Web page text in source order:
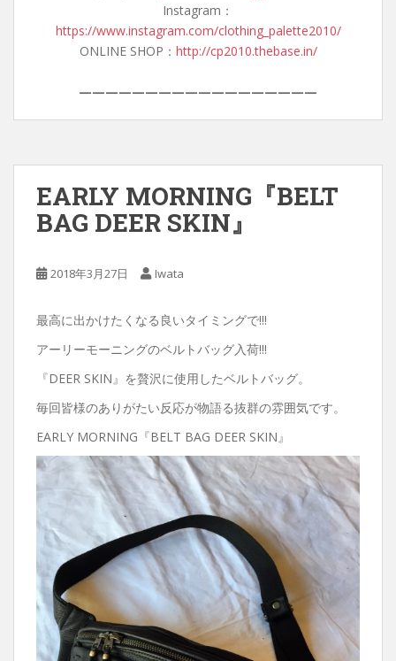
Instagram：
https://www.instagram.com/clothing_palette2010/
ONLINE SHOP： http://cp2010.thebase.in/
——————————————————
EARLY MORNING『BELT
BAG DEER SKIN』
2018年3月27日 Iwata
最高に出かけたくなる良いタイミングで!!!
アーリーモーニングのベルトバッグ入荷!!!
『DEER SKIN』を贅沢に使用したベルトバッグ。
毎回皆様のありがたい反応が物語る抜群の雰囲気です。
EARLY MORNING『BELT BAG DEER SKIN』